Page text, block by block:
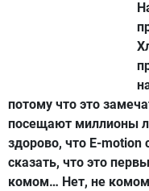
потому что это
посещают миллионы
здорово, что E-motion
сказать, что это
комом… Нет, не